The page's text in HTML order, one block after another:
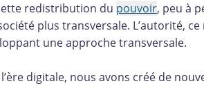
redistribution du pouvoir, peu à
plus transversale. L’autorité,
une approche transversale.
l’ère digitale, nous avons créé de